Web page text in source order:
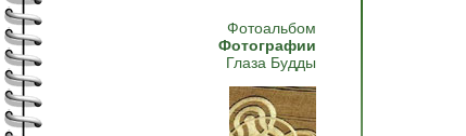
Фотоальбом
Фотографии
Глаза Будды